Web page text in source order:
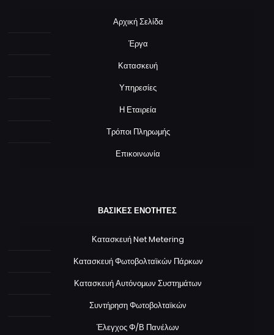
Αρχική Σελίδα
Έργα
Κατασκευή
Υπηρεσίες
Η Εταιρεία
Τρόποι Πληρωμής
Επικοινωνία
ΒΑΣΙΚΕΣ ΕΝΟΤΗΤΕΣ
Κατασκευή Net Metering
Κατασκευή Φωτοβολταϊκών Πάρκων
Κατασκευή Αυτόνομων Συστημάτων
Συντήρηση Φωτοβολταϊκών
Έλεγχος Φ/Β Πανέλων